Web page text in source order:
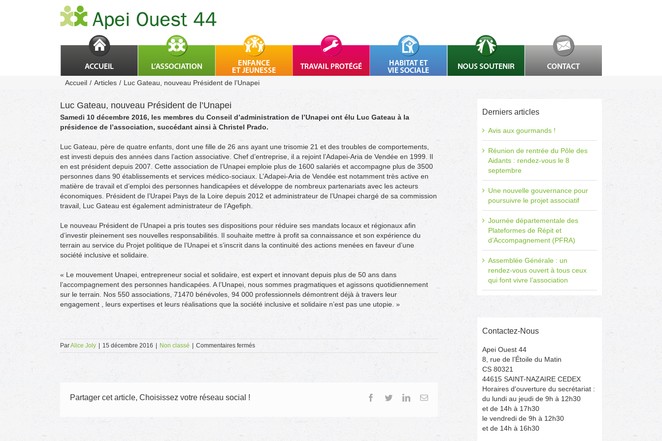
Accueil Articles Luc Gateau, nouveau Président de l’Unapei
Luc Gateau, nouveau Président de l’Unapei
Samedi 10 décembre 2016, les membres du Conseil d’administration de l’Unapei ont élu Luc Gateau à la
présidence de l’association, succédant ainsi à Christel Prado.
Luc Gateau, père de quatre enfants, dont une fille de 26 ans ayant une trisomie 21 et des troubles de comportements,
est investi depuis des années dans l’action associative. Chef d’entreprise, il a rejoint l’Adapei-Aria de Vendée en 1999. Il
en est président depuis 2007. Cette association de l’Unapei emploie plus de 1600 salariés et accompagne plus de 3500
personnes dans 90 établissements et services médico-sociaux. L’Adapei-Aria de Vendée est notamment très active en
matière de travail et d’emploi des personnes handicapées et développe de nombreux partenariats avec les acteurs
économiques. Président de l’Urapei Pays de la Loire depuis 2012 et administrateur de l’Unapei chargé de sa commission
travail, Luc Gateau est également administrateur de l’Agefiph
Le nouveau Président de l’Unapei a pris toutes ses dispositions pour réduire ses mandats locaux et régionaux afin
d’investir pleinement ses nouvelles responsabilités. Il souhaite mettre à profit sa connaissance et son expérience du
terrain au service du Projet politique de l’Unapei et s’inscrit dans la continuité des actions menées en faveur d’une
société inclusive et solidaire.
« Le mouvement Unapei, entrepreneur social et solidaire, est expert et innovant depuis plus de 50 ans dans
l’accompagnement des personnes handicapées. A l’Unapei, nous sommes pragmatiques et agissons quotidiennement
sur le terrain. Nos 550 associations, 71470 bénévoles, 94 000 professionnels démontrent déjà à travers leur
engagement , leurs expertises et leurs réalisations que la société inclusive et solidaire n’est pas une utopie. »
ParAlice Joly 15 décembre 2016 Non classé Commentaires ferméssur
Luc
nouveau
Partager cet article, Choisissez votre réseau social ! Facebook
TwitterLinkedInEmail
Derniers articles
Avis aux gourmands !
Réunion de rentrée du Pôle des
Aidants : rendez-vous le 8
septembre
Une nouvelle gouvernance pour
poursuivre le projet associatif
Journée départementale des
Plateformes de Répit et
d’Accompagnement (PFRA)
Assemblée Générale : un
rendez-vous ouvert à tous ceux
qui font vivre l’association
Contactez-Nous
Apei Ouest 44
8, rue de l’Étoile du Matin
CS 80321
44615 SAINT-NAZAIRE CEDEX
Horaires d'ouverture du secrétariat :
du lundi au jeudi de 9h à 12h30
et de 14h à 17h30
le vendredi de 9h à 12h30
et de 14h à 16h30